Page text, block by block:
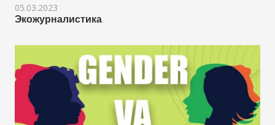
05.03.2023
Экожурналистика